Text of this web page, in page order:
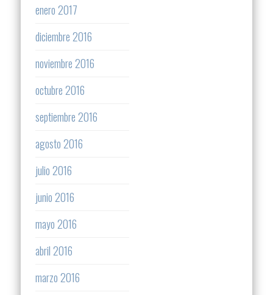
enero 2017
diciembre 2016
noviembre 2016
octubre 2016
septiembre 2016
agosto 2016
julio 2016
junio 2016
mayo 2016
abril 2016
marzo 2016